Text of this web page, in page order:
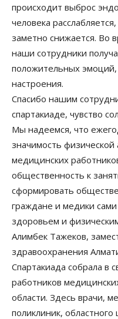
происходит выброс
человека
заметно снижается. Во
наши сотрудники
положительных
настроения.
Спасибо нашим
спартакиаде, чувство
Мы надеемся, что
значимость
медицинских
общественность к
сформировать
граждане и медики
здоровьем и
Алимбек Тажеков,
здравоохранения
Спартакиада собрала в
работников
области. Здесь врачи,
поликлиник,